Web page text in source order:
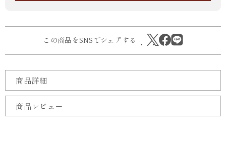
この商品をSNSでシェアする
商品詳細
商品レビュー